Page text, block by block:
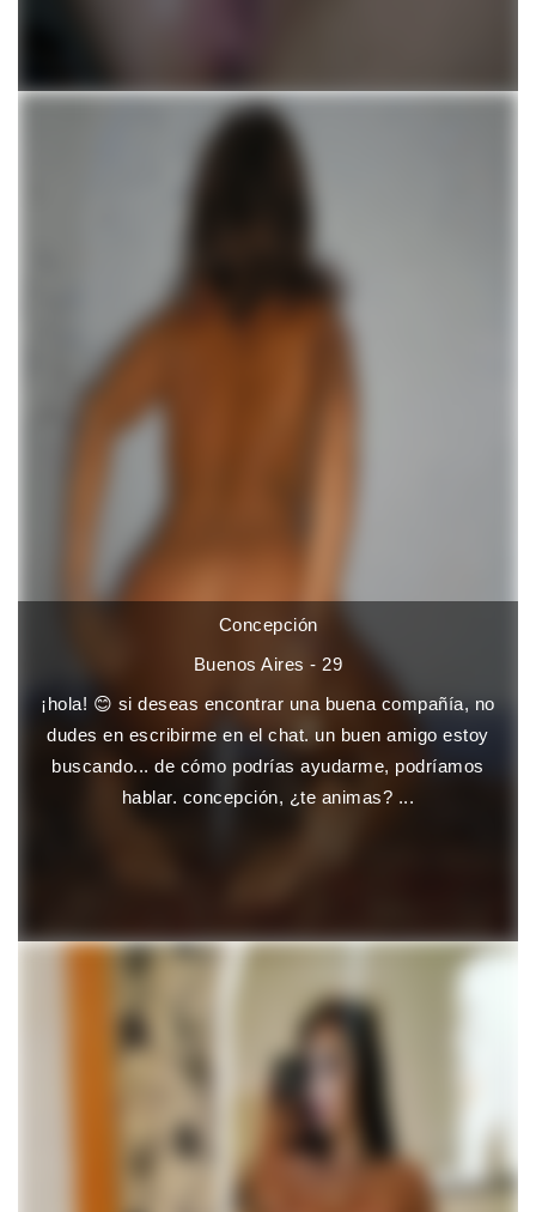
Concepción
Buenos Aires - 29
¡hola! 😊 si deseas encontrar una buena compañía, no
dudes en escribirme en el chat. un buen amigo estoy
buscando... de cómo podrías ayudarme, podríamos
hablar. concepción, ¿te animas? ...